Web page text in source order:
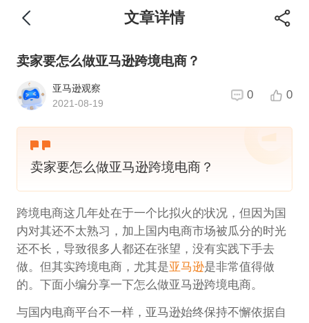
文章详情
卖家要怎么做亚马逊跨境电商？
亚马逊观察
2021-08-19
0 0
卖家要怎么做亚马逊跨境电商？
跨境电商这几年处在于一个比拟火的状况，但因为国
内对其还不太熟习，加上国内电商市场被瓜分的时光
还不长，导致很多人都还在张望，没有实践下手去
做。但其实跨境电商，尤其是亚马逊是非常值得做
的。下面小编分享一下怎么做亚马逊跨境电商。
与国内电商平台不一样，亚马逊始终保持不懈依据自